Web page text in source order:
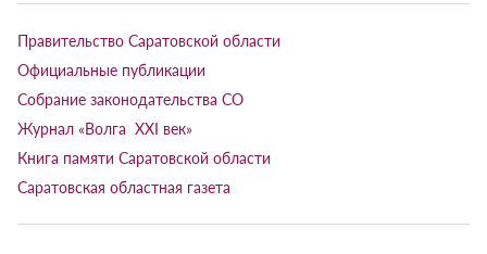
Правительство Саратовской области
Официальные публикации
Собрание законодательства СО
Журнал «Волга XXI век»
Книга памяти Саратовской области
Саратовская областная газета